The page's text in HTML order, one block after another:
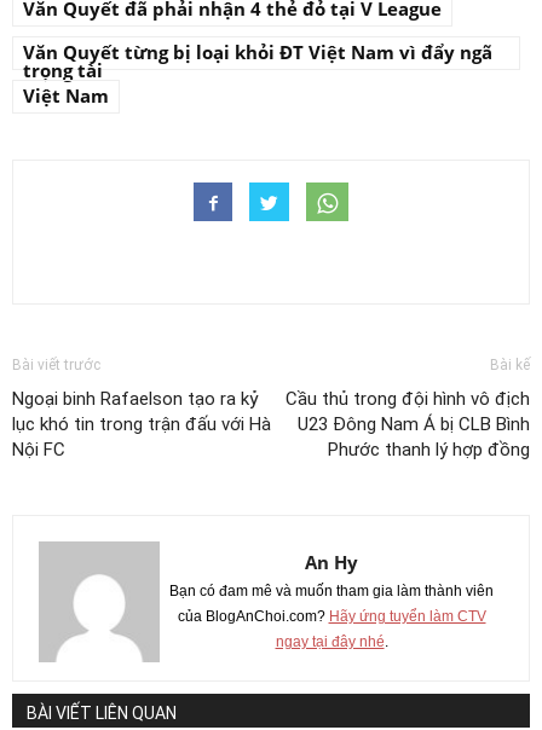
Văn Quyết đã phải nhận 4 thẻ đỏ tại V League
Văn Quyết từng bị loại khỏi ĐT Việt Nam vì đẩy ngã
trọng tài
Việt Nam
Bài viết trước
Ngoại binh Rafaelson tạo ra kỷ
lục khó tin trong trận đấu với Hà
Nội FC
Bài kế
Cầu thủ trong đội hình vô địch
U23 Đông Nam Á bị CLB Bình
Phước thanh lý hợp đồng
An Hy
Bạn có đam mê và muốn tham gia làm thành viên
của BlogAnChoi.com? Hãy ứng tuyển làm CTV
ngay tại đây nhé
BÀI VIẾT LIÊN QUAN